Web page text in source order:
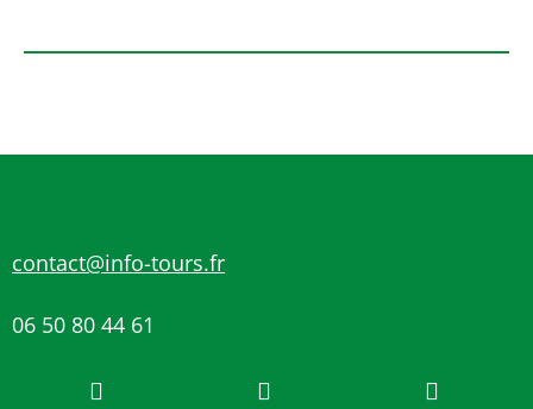
contact@info-tours.fr
06 50 80 44 61